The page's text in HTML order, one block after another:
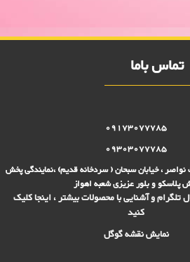
تماس باما
09173077785
09303077785
نواصر ، خیابان سبحان ( سردخانه قدیم) ،نمایندگی پخش
پلاسکو و بلور عزیزی شعبه اهواز
و آشنایی با محصولات بیشتر ، اینجا کلیک
کنید
نمایش نقشه گوگل